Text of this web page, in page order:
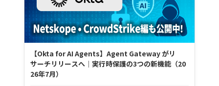
【Okta for AI Agents】Agent Gateway がリ
サーチリリースへ｜実行時保護の3つの新機能（20
26年7月）